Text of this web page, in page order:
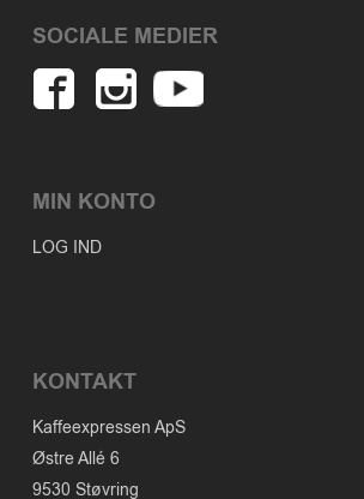
SOCIALE MEDIER
MIN KONTO
LOG IND
KONTAKT
Kaffeexpressen ApS
Østre Allé 6
9530 Støvring